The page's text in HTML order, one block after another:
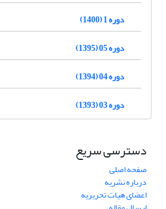
دوره 1 (1400)
دوره 05 (1395)
دوره 04 (1394)
دوره 03 (1393)
دسترسی سریع
صفحه اصلی
درباره نشریه
اعضای هیات تحریریه